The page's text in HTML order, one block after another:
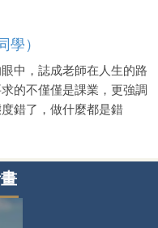
）
中，誌成老師在人生的路
的不僅僅是課業，更強調
錯了，做什麼都是錯